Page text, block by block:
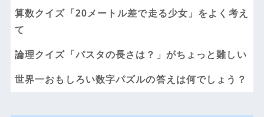
算数クイズ「20メートル差で走る少女」をよく考え
て
論理クイズ「パスタの長さは？」がちょっと難しい
世界一おもしろい数字パズルの答えは何でしょう？